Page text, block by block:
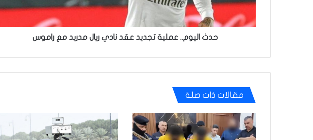
راموس
حدث اليوم.. عملية تجديد عقد نادي ريال مدريد مع راموس
مقالات ذات صلة